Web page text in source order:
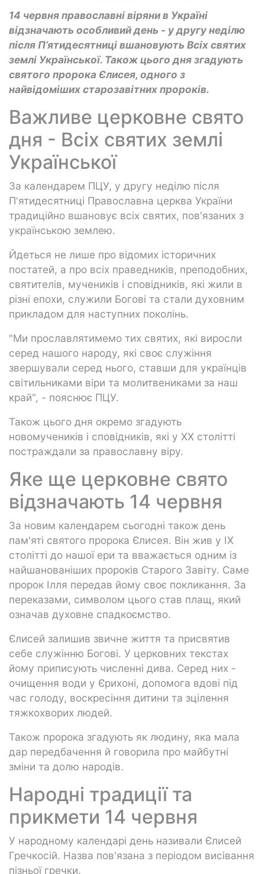
14 червня православні віряни в Україні
відзначають особливий день - у другу неділю
після П’ятидесятниці вшановують Всіх святих
землі Української. Також цього дня згадують
святого пророка Єлисея, одного з
найвідоміших старозавітних пророків.
Важливе церковне свято
дня - Всіх святих землі
Української
За календарем ПЦУ, у другу неділю після
П'ятидесятниці Православна церква України
традиційно вшановує всіх святих, пов'язаних з
українською землею.
Йдеться не лише про відомих історичних
постатей, а про всіх праведників, преподобних,
святителів, мучеників і сповідників, які жили в
різні епохи, служили Богові та стали духовним
прикладом для наступних поколінь.
"Ми прославлятимемо тих святих, які виросли
серед нашого народу, які своє служіння
звершували серед нього, ставши для українців
світильниками віри та молитвениками за наш
край", - пояснює ПЦУ.
Також цього дня окремо згадують
новомучеників і сповідників, які у XX столітті
постраждали за православну віру.
Яке ще церковне свято
відзначають 14 червня
За новим календарем сьогодні також день
пам'яті святого пророка Єлисея. Він жив у IX
столітті до нашої ери та вважається одним із
найшанованіших пророків Старого Завіту. Саме
пророк Ілля передав йому своє покликання. За
переказами, символом цього став плащ, який
означав духовне спадкоємство.
Єлисей залишив звичне життя та присвятив
себе служінню Богові. У церковних текстах
йому приписують численні дива. Серед них -
очищення води у Єрихоні, допомога вдові під
час голоду, воскресіння дитини та зцілення
тяжкохворих людей.
Також пророка згадують як людину, яка мала
дар передбачення й говорила про майбутні
зміни та долю народів.
Народні традиції та
прикмети 14 червня
У народному календарі день називали Єлисей
Гречкосій. Назва пов'язана з періодом висівання
пізньої гречки.